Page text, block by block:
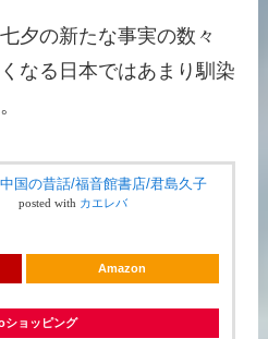
夕の新たな事実の数々
なる日本ではあまり馴染
国の昔話/福音館書店/君島久子
posted with カエレバ
Amazon
ショッピング